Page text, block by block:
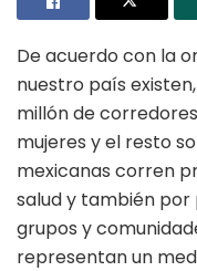
De acuerdo con la
nuestro país
millón de
mujeres y el resto
mexicanas corren
salud y también
grupos y
representan un